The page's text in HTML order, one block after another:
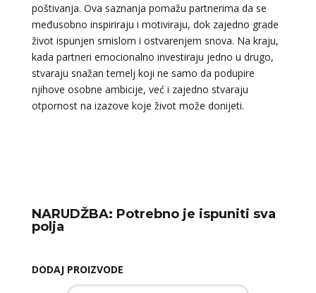
poštivanja. Ova saznanja pomažu partnerima da se
međusobno inspiriraju i motiviraju, dok zajedno grade
život ispunjen smislom i ostvarenjem snova. Na kraju,
kada partneri emocionalno investiraju jedno u drugo,
stvaraju snažan temelj koji ne samo da podupire
njihove osobne ambicije, već i zajedno stvaraju
otpornost na izazove koje život može donijeti.
NARUDŽBA: Potrebno je ispuniti sva
polja
DODAJ PROIZVODE